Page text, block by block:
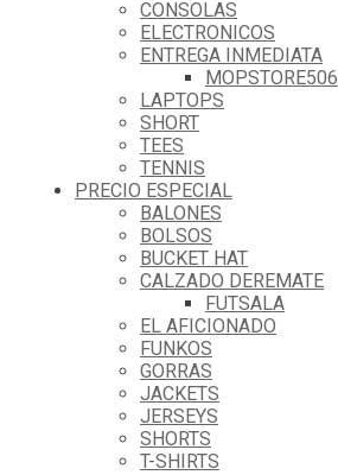
CONSOLAS
ELECTRONICOS
ENTREGA INMEDIATA
MOPSTORE506
LAPTOPS
SHORT
TEES
TENNIS
PRECIO ESPECIAL
BALONES
BOLSOS
BUCKET HAT
CALZADO DEREMATE
FUTSALA
EL AFICIONADO
FUNKOS
GORRAS
JACKETS
JERSEYS
SHORTS
T-SHIRTS